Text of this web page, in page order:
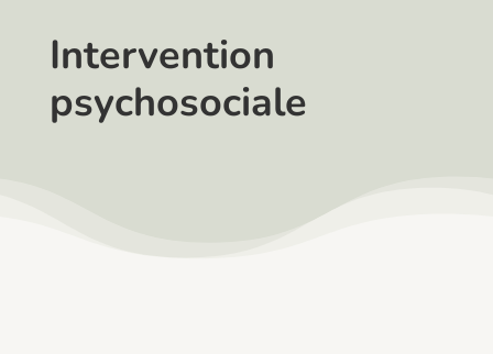
Intervention
psychosociale